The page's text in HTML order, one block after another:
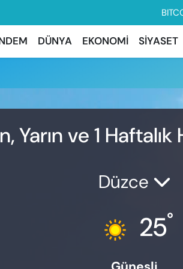
DÜNYA EKONOMİ SİYASET
Yarın ve 1
Düzce
25°